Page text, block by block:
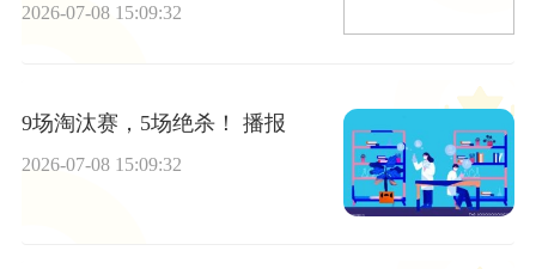
2026-07-08 15:09:32
9场淘汰赛，5场绝杀！ 播报
2026-07-08 15:09:32